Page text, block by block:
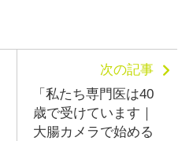
次の記事
「私たち専門医は40
歳で受けています｜
大腸カメラで始める